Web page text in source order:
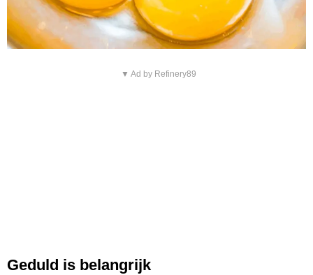
▼ Ad by Refinery89
Geduld is belangrijk